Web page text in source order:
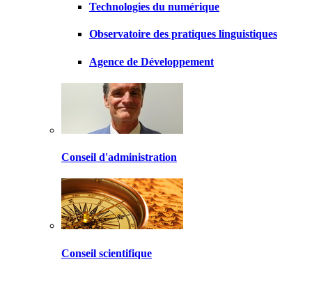
Technologies du numérique
Observatoire des pratiques linguistiques
Agence de Développement
Conseil d'administration
Conseil scientifique